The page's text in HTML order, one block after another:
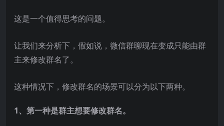
这是一个值得思考的问题。
让我们来分析下，假如说，微信群聊现在变成只能由群
主来修改群名了。
这种情况下，修改群名的场景可以分为以下两种。
1、第一种是群主想要修改群名。